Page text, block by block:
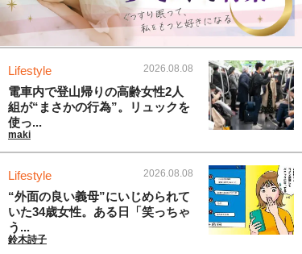
Lifestyle 2026.08.08
電車内で登山帰りの高齢女性2人
組が“まさかの行為”。リュックを
使っ...
maki
Lifestyle 2026.08.08
“外面の良い義母”にいじめられて
いた34歳女性。ある日「笑っちゃ
う...
鈴木詩子